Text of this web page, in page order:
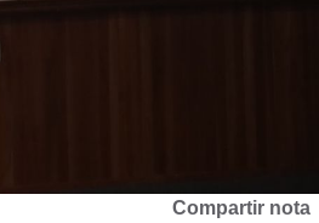
Compartir nota